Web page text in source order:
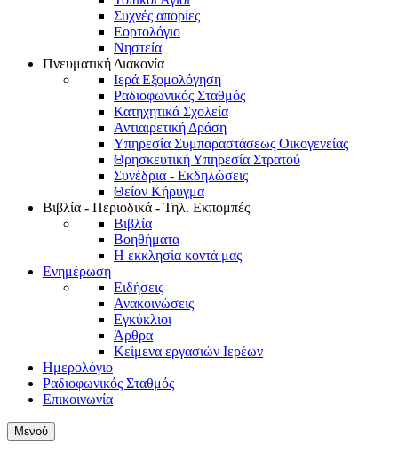
Συχνές απορίες
Εορτολόγιο
Νηστεία
Πνευματική Διακονία
Ιερά Εξομολόγηση
Ραδιοφωνικός Σταθμός
Κατηχητικά Σχολεία
Αντιαιρετική Δράση
Υπηρεσία Συμπαραστάσεως Οικογενείας
Θρησκευτική Υπηρεσία Στρατού
Συνέδρια - Εκδηλώσεις
Θείον Κήρυγμα
Βιβλία - Περιοδικά - Τηλ. Εκπομπές
Βιβλία
Βοηθήματα
Η εκκλησία κοντά μας
Ενημέρωση
Ειδήσεις
Ανακοινώσεις
Εγκύκλιοι
Άρθρα
Κείμενα εργασιών Ιερέων
Ημερολόγιο
Ραδιοφωνικός Σταθμός
Επικοινωνία
Μενού